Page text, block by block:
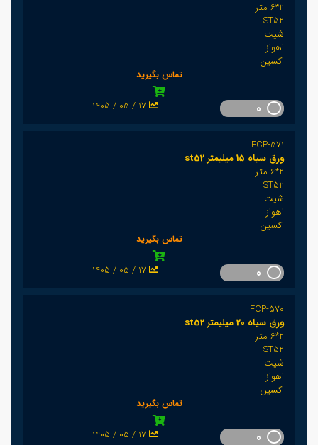
2*6 متر
ST52
شیت
اهواز
اکسین
تماس بگیرید
1405 / 05 / 17
FCP-571
ورق سیاه 15 میلیمتر st52
2*6 متر
ST52
شیت
اهواز
اکسین
تماس بگیرید
1405 / 05 / 17
FCP-570
ورق سیاه 20 میلیمتر st52
2*6 متر
ST52
شیت
اهواز
اکسین
تماس بگیرید
1405 / 05 / 17